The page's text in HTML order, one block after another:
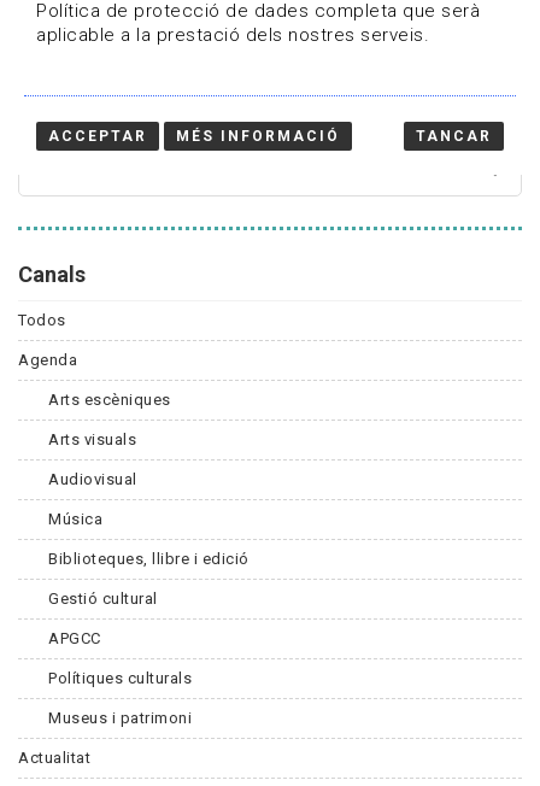
Canals
Todos
Agenda
Arts escèniques
Arts visuals
Audiovisual
Música
Biblioteques, llibre i edició
Gestió cultural
APGCC
Polítiques culturals
Museus i patrimoni
Actualitat
Política de protecció de dades completa que serà
aplicable a la prestació dels nostres serveis.
ACCEPTAR MÉS INFORMACIÓ TANCAR